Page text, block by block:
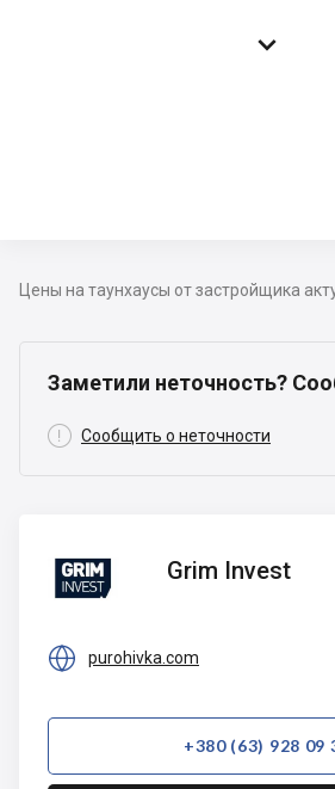

Цены на таунхаусы от застройщика
Заметили неточность?
 Сообщить о неточности
Grim
Invest
Grim Invest
 purohivka.com
+380 (63) 928 09